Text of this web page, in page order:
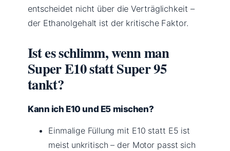
entscheidet nicht über die Verträglichkeit –
der Ethanolgehalt ist der kritische Faktor.
Ist es schlimm, wenn man
Super E10 statt Super 95
tankt?
Kann ich E10 und E5 mischen?
Einmalige Füllung mit E10 statt E5 ist
meist unkritisch – der Motor passt sich